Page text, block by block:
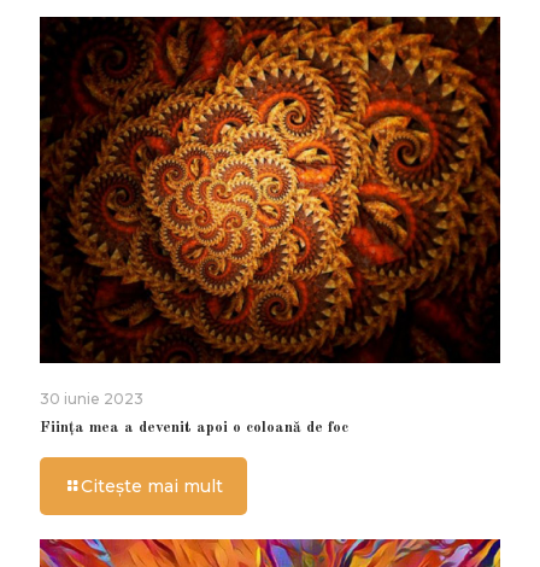
30 iunie 2023
Ființa mea a devenit apoi o coloană de foc
Citește mai mult